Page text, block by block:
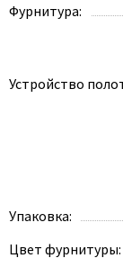
Фурнитура:
Устройство
Упаковка:
Цвет фурнитуры: